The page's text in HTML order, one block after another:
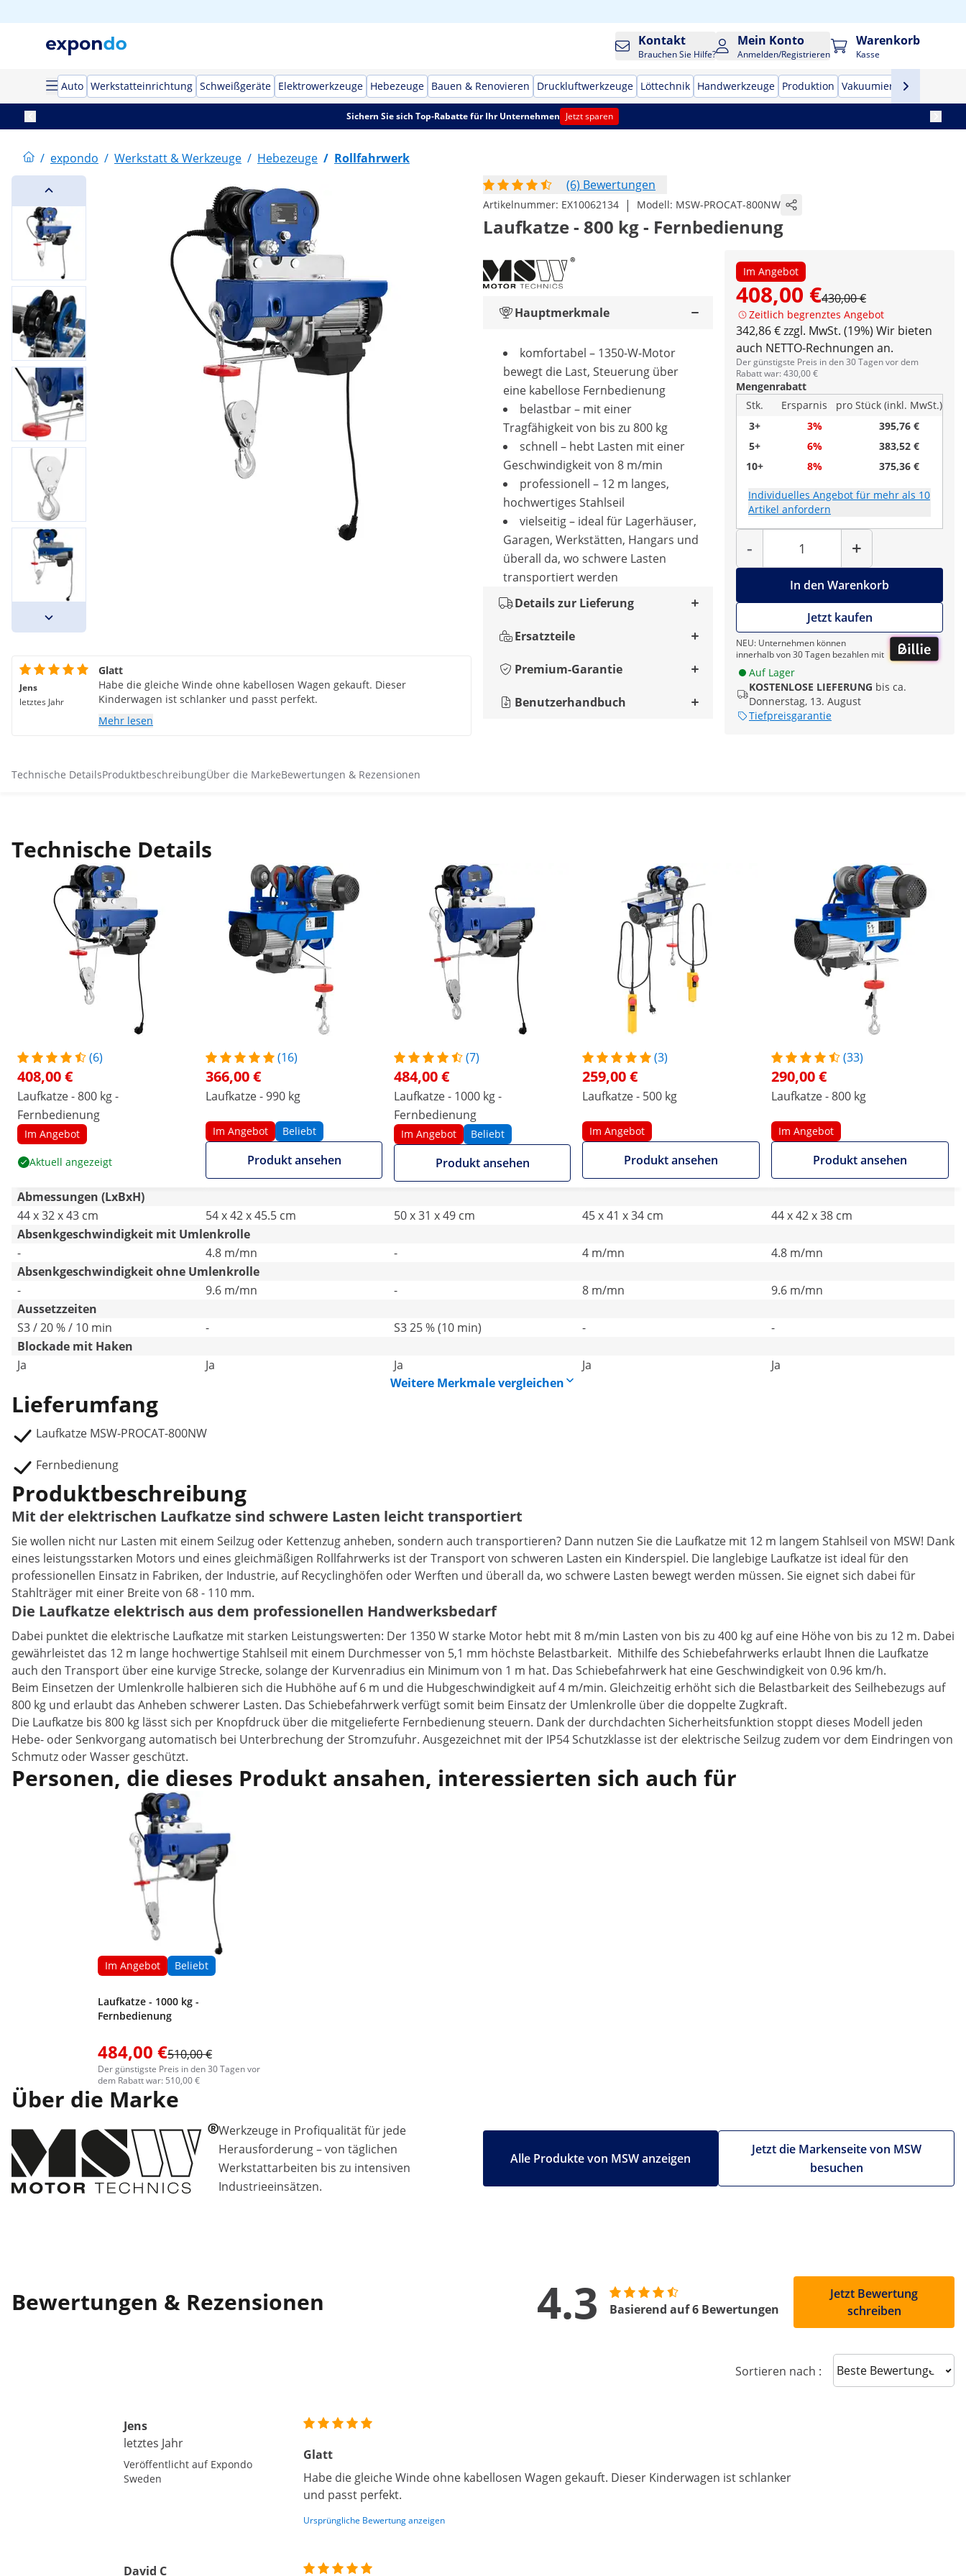
Kontakt
Brauchen Sie Hilfe?
Mein Konto
Anmelden/Registrieren
Warenkorb
Kasse
Auto Werkstatteinrichtung Schweißgeräte Elektrowerkzeuge Hebezeuge Bauen & Renovieren Druckluftwerkzeuge Löttechnik Handwerkzeuge Produktion Vakuumierer
Sichern Sie sich Top-Rabatte für Ihr Unternehmen Jetzt sparen
/ expondo / Werkstatt & Werkzeuge / Hebezeuge / Rollfahrwerk
(6) Bewertungen
Artikelnummer: EX10062134 | Modell: MSW-PROCAT-800NW
Laufkatze - 800 kg - Fernbedienung
Im Angebot
408,00 €430,00 €
Zeitlich begrenztes Angebot
342,86 € zzgl. MwSt. (19%) Wir bieten
auch NETTO-Rechnungen an.
Der günstigste Preis in den 30 Tagen vor dem
Rabatt war: 430,00 €
Mengenrabatt
Stk.
Ersparnis
pro Stück (inkl. MwSt.)
3+
3%
395,76 €
5+
6%
383,52 €
10+
8% 375,36 €
Individuelles Angebot für mehr als 10
Artikel anfordern
-
Menge
+
In den Warenkorb
Jetzt kaufen
NEU: Unternehmen können
innerhalb von 30 Tagen bezahlen mit
Auf Lager
KOSTENLOSE LIEFERUNG bis ca.
Donnerstag, 13. August
Tiefpreisgarantie
Hauptmerkmale
komfortabel – 1350-W-Motor
bewegt die Last, Steuerung über
eine kabellose Fernbedienung
belastbar – mit einer
Tragfähigkeit von bis zu 800 kg
schnell – hebt Lasten mit einer
Geschwindigkeit von 8 m/min
professionell – 12 m langes,
hochwertiges Stahlseil
vielseitig – ideal für Lagerhäuser,
Garagen, Werkstätten, Hangars und
überall da, wo schwere Lasten
transportiert werden
Details zur Lieferung
Ersatzteile
Premium-Garantie
Benutzerhandbuch
Jens
letztes Jahr
Glatt
Habe die gleiche Winde ohne kabellosen Wagen gekauft. Dieser
Kinderwagen ist schlanker und passt perfekt.
Mehr lesen
Technische DetailsProduktbeschreibungÜber die MarkeBewertungen & Rezensionen
Technische Details
(6)
408,00 €
Laufkatze - 800 kg -
Fernbedienung
Im Angebot
Aktuell angezeigt
(16)
366,00 €
Laufkatze - 990 kg
Im Angebot Beliebt
Produkt ansehen
(7)
484,00 €
Laufkatze - 1000 kg -
Fernbedienung
Im Angebot Beliebt
Produkt ansehen
(3)
259,00 €
Laufkatze - 500 kg
Im Angebot
Produkt ansehen
(33)
290,00 €
Laufkatze - 800 kg
Im Angebot
Produkt ansehen
Abmessungen (LxBxH)
44 x 32 x 43 cm
54 x 42 x 45.5 cm 50 x 31 x 49 cm 45 x 41 x 34 cm
44 x 42 x 38 cm
Absenkgeschwindigkeit mit Umlenkrolle
-
4.8 m/mn - 4 m/mn
4.8 m/mn
Absenkgeschwindigkeit ohne Umlenkrolle
-
9.6 m/mn - 8 m/mn
9.6 m/mn
Aussetzzeiten
S3 / 20 % / 10 min
- S3 25 % (10 min) -
-
Blockade mit Haken
Ja
Ja Ja Ja
Ja
Weitere Merkmale vergleichen
Lieferumfang
Laufkatze MSW-PROCAT-800NW
Fernbedienung
Produktbeschreibung
Mit der elektrischen Laufkatze sind schwere Lasten leicht transportiert
Sie wollen nicht nur Lasten mit einem Seilzug oder Kettenzug anheben, sondern auch transportieren? Dann nutzen Sie die Laufkatze mit 12 m langem Stahlseil von MSW! Dank
eines leistungsstarken Motors und eines gleichmäßigen Rollfahrwerks ist der Transport von schweren Lasten ein Kinderspiel. Die langlebige Laufkatze ist ideal für den
professionellen Einsatz in Fabriken, der Industrie, auf Recyclinghöfen oder Werften und überall da, wo schwere Lasten bewegt werden müssen. Sie eignet sich dabei für
Stahlträger mit einer Breite von 68 - 110 mm.
Die Laufkatze elektrisch aus dem professionellen Handwerksbedarf
Dabei punktet die elektrische Laufkatze mit starken Leistungswerten: Der 1350 W starke Motor hebt mit 8 m/min Lasten von bis zu 400 kg auf eine Höhe von bis zu 12 m. Dabei
gewährleistet das 12 m lange hochwertige Stahlseil mit einem Durchmesser von 5,1 mm höchste Belastbarkeit. Mithilfe des Schiebefahrwerks erlaubt Ihnen die Laufkatze
auch den Transport über eine kurvige Strecke, solange der Kurvenradius ein Minimum von 1 m hat. Das Schiebefahrwerk hat eine Geschwindigkeit von 0.96 km/h.
Beim Einsetzen der Umlenkrolle halbieren sich die Hubhöhe auf 6 m und die Hubgeschwindigkeit auf 4 m/min. Gleichzeitig erhöht sich die Belastbarkeit des Seilhebezugs auf
800 kg und erlaubt das Anheben schwerer Lasten. Das Schiebefahrwerk verfügt somit beim Einsatz der Umlenkrolle über die doppelte Zugkraft.
Die Laufkatze bis 800 kg lässt sich per Knopfdruck über die mitgelieferte Fernbedienung steuern. Dank der durchdachten Sicherheitsfunktion stoppt dieses Modell jeden
Hebe- oder Senkvorgang automatisch bei Unterbrechung der Stromzufuhr. Ausgezeichnet mit der IP54 Schutzklasse ist der elektrische Seilzug zudem vor dem Eindringen von
Schmutz oder Wasser geschützt.
Personen, die dieses Produkt ansahen, interessierten sich auch für
Im Angebot Beliebt
Laufkatze - 1000 kg -
Fernbedienung
484,00 €510,00 €
Der günstigste Preis in den 30 Tagen vor
dem Rabatt war: 510,00 €
Über die Marke
Werkzeuge in Profiqualität für jede
Herausforderung – von täglichen
Werkstattarbeiten bis zu intensiven
Industrieeinsätzen.
Jetzt die Markenseite von MSW
besuchen
Alle Produkte von MSW anzeigen
Bewertungen & Rezensionen 4.3 Basierend auf 6 Bewertungen
Jetzt Bewertung
schreiben
Sortieren nach : Sort reviews
Jens
letztes Jahr
Veröffentlicht auf Expondo
Sweden
Glatt
Habe die gleiche Winde ohne kabellosen Wagen gekauft. Dieser Kinderwagen ist schlanker
und passt perfekt.
Ursprüngliche Bewertung anzeigen
David C